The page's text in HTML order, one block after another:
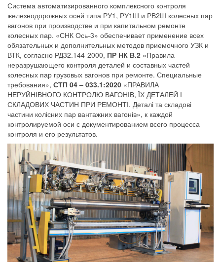
Система автоматизированного комплексного контроля
железнодорожных осей типа РУ1, РУ1Ш и РВ2Ш колесных пар
вагонов при производстве и при капитальном ремонте
колесных пар. «СНК Ось-3» обеспечивает применение всех
обязательных и дополнительных методов приемочного УЗК и
ВТК, согласно РД32.144-2000, ПР НК В.2 «Правила
неразрушающего контроля деталей и составных частей
колесных пар грузовых вагонов при ремонте. Специальные
требования», СТП 04 – 033.1:2020 «ПРАВИЛА
НЕРУЙНІВНОГО КОНТРОЛЮ ВАГОНІВ, ЇХ ДЕТАЛЕЙ І
СКЛАДОВИХ ЧАСТИН ПРИ РЕМОНТІ. Деталі та складові
частини колісних пар вантажних вагонів», к каждой
контролируемой оси с документированием всего процесса
контроля и его результатов.